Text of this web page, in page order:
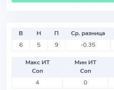
В Н П Ср. разница
6
5 9 -0.35
Макс ИТ
Соп
Мин ИТ
Соп
4
0